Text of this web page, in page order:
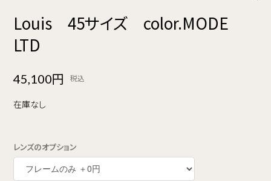
Louis 45サイズ color.MODE
LTD
45,100円 税込
在庫なし
レンズのオプション